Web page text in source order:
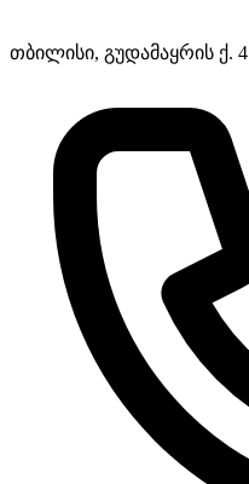
თბილისი, გუდამაყრის ქ. 4